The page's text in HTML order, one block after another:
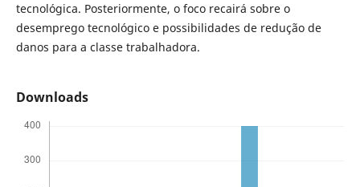
tecnológica. Posteriormente, o foco recairá sobre o
desemprego tecnológico e possibilidades de redução de
danos para a classe trabalhadora.
Downloads